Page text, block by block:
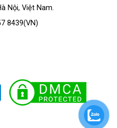
Nội, Việt Nam.
8439(VN)